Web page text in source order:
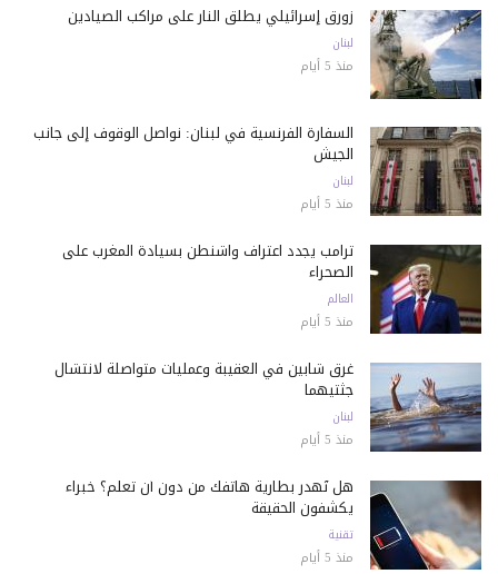
زورق إسرائيلي يطلق النار على مراكب الصيادين
لبنان
منذ 5 أيام
السفارة الفرنسية في لبنان: نواصل الوقوف إلى جانب
الجيش
لبنان
منذ 5 أيام
ترامب يجدد اعتراف واشنطن بسيادة المغرب على
الصحراء
العالم
منذ 5 أيام
غرق شابين في العقيبة وعمليات متواصلة لانتشال
جثتيهما
لبنان
منذ 5 أيام
هل تُهدر بطارية هاتفك من دون أن تعلم؟ خبراء
يكشفون الحقيقة
تقنية
منذ 5 أيام